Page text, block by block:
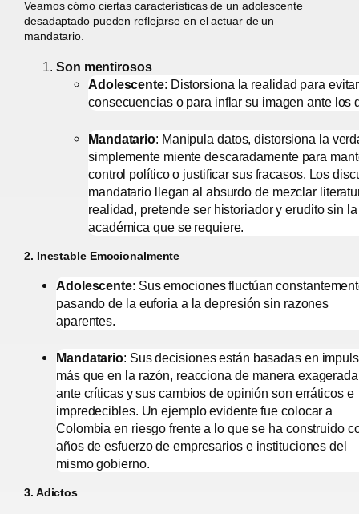
Veamos cómo ciertas características de un adolescente
desadaptado pueden reflejarse en el actuar de un
mandatario.
Son mentirosos
Adolescente: Distorsiona la realidad para evitar
consecuencias o para inflar su imagen ante los
Mandatario: Manipula datos, distorsiona la
simplemente miente descaradamente para
control político o justificar sus fracasos. Los
mandatario llegan al absurdo de mezclar
realidad, pretende ser historiador y erudito sin
académica que se requiere.
2. Inestable Emocionalmente
Adolescente: Sus emociones fluctúan
pasando de la euforia a la depresión sin razones
aparentes.
Mandatario: Sus decisiones están basadas en
más que en la razón, reacciona de manera exagerada
ante críticas y sus cambios de opinión son erráticos e
impredecibles. Un ejemplo evidente fue colocar a
Colombia en riesgo frente a lo que se ha construido
años de esfuerzo de empresarios e instituciones del
mismo gobierno.
3. Adictos